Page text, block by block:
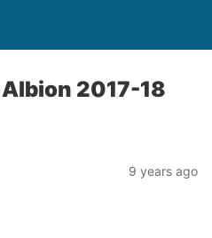
2017-18
9 years ago